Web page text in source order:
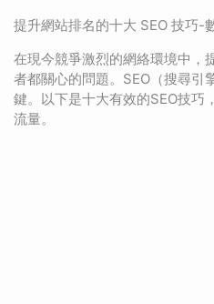
提升網站排名的十大 SEO 技巧-
在現今競爭激烈的網絡環境中，
者都關心的問題。SEO（搜尋引
鍵。以下是十大有效的SEO技巧
流量。